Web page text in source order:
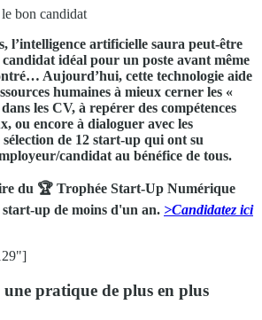
bon candidat
l’intelligence artificielle saura peut-être
idéal pour un poste avant même
Aujourd’hui, cette technologie aide
humaines à mieux cerner les «
les CV, à repérer des compétences
ou encore à dialoguer avec les
de 12 start-up qui ont su
candidat au bénéfice de tous.
du 🏆 Trophée Start-Up Numérique
up de moins d'un an. >Candidatez ici
pratique de plus en plus